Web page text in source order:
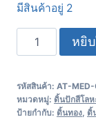
มีสินค้าอยู่ 2
หยิ
รหัสสินค้า: AT-
หมวดหมู่: ดิ้นปักสีโล
ป้ายกำกับ: ดิ้นทอง ดิ้